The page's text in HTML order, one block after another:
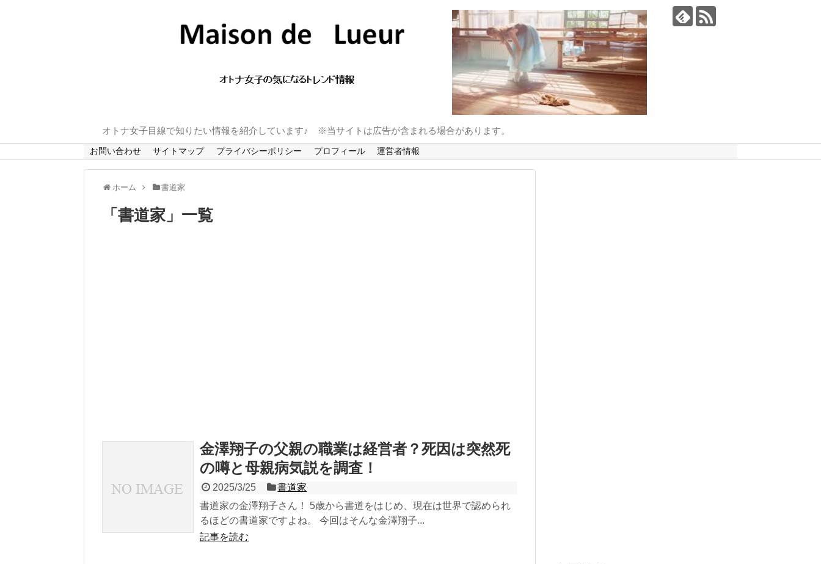
オトナ女子目線で知りたい情報を紹介しています♪ ※当サイトは広告が含まれる場合があります。
お問い合わせ サイトマップ プライバシーポリシー プロフィール 運営者情報
ホーム 書道家
「 書道家」 一覧
金澤翔子の父親の職業は経営者？死因は突然死
の噂と母親病気説を調査！
2025/3/25
書道家
書道家の金澤翔子さん！ 5歳から書道をはじめ、現在は世界で認められ
るほどの書道家ですよね。 今回はそんな金澤翔子...
記事を読む